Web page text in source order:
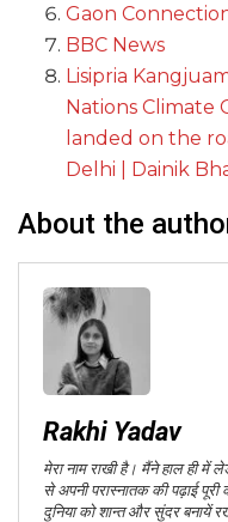
Gaon
BBC News
Lisipria
Nations Climate
landed on the
Delhi | Dainik
About the
Rakhi Yadav
मेरा नाम राखी है। मैंने हाल ही में
से अपनी परास्नातक की पढ़ाई
दुनिया को शान्त और सुंदर बनायें